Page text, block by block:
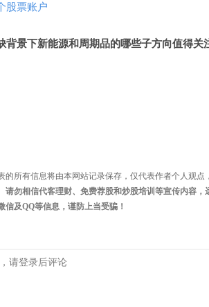
股票账户
背景下新能源和周期品的哪些子方向值得关
的所有信息将由本网站记录保存，仅代表作者个人观
请勿相信代客理财、免费荐股和炒股培训等宣传内容
信及QQ等信息，谨防上当受骗！